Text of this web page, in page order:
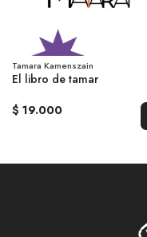
Tamara Kamenszain
El libro de tamar
$ 19.000